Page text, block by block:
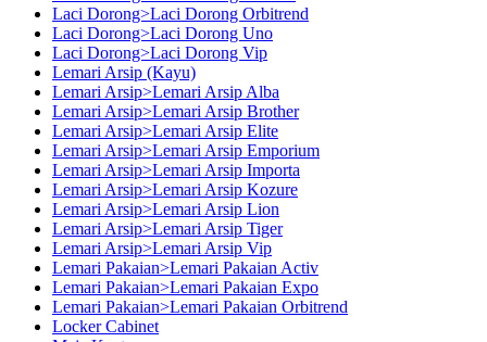
Laci Dorong>Laci Dorong Orbitrend
Laci Dorong>Laci Dorong Uno
Laci Dorong>Laci Dorong Vip
Lemari Arsip (Kayu)
Lemari Arsip>Lemari Arsip Alba
Lemari Arsip>Lemari Arsip Brother
Lemari Arsip>Lemari Arsip Elite
Lemari Arsip>Lemari Arsip Emporium
Lemari Arsip>Lemari Arsip Importa
Lemari Arsip>Lemari Arsip Kozure
Lemari Arsip>Lemari Arsip Lion
Lemari Arsip>Lemari Arsip Tiger
Lemari Arsip>Lemari Arsip Vip
Lemari Pakaian>Lemari Pakaian Activ
Lemari Pakaian>Lemari Pakaian Expo
Lemari Pakaian>Lemari Pakaian Orbitrend
Locker Cabinet